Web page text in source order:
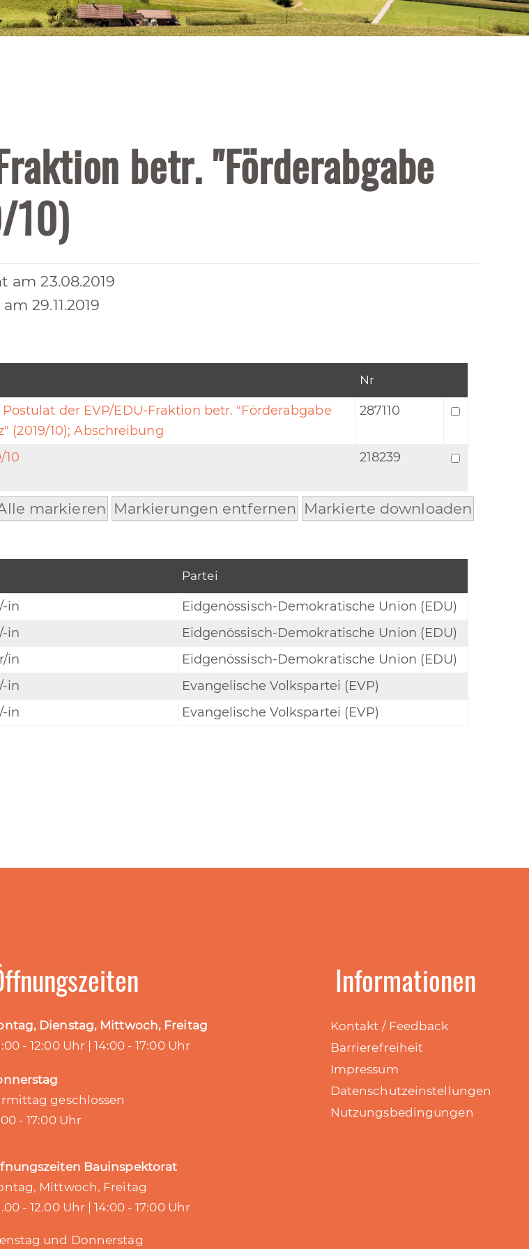
betr. "Förderabgabe
10)
am 23.08.2019
29.11.2019
Nr
Postulat der EVP/EDU-Fraktion betr. "Förderabgabe
(2019/10); Abschreibung
287110
10 218239
markieren Markierungen entfernen Markierte downloaden
Partei
in
Eidgenössisch-Demokratische Union (EDU)
in
Eidgenössisch-Demokratische Union (EDU)
in
Eidgenössisch-Demokratische Union (EDU)
in
Evangelische Volkspartei (EVP)
in Evangelische Volkspartei (EVP)
Dienstag, Mittwoch, Freitag
- 12:00 Uhr | 14:00 - 17:00 Uhr
geschlossen
- 17:00 Uhr
Bauinspektorat
Mittwoch, Freitag
- 12.00 Uhr | 14:00 - 17:00 Uhr
und Donnerstag
Informationen
Kontakt / Feedback
Barrierefreiheit
Impressum
Datenschutzeinstellungen
Nutzungsbedingungen